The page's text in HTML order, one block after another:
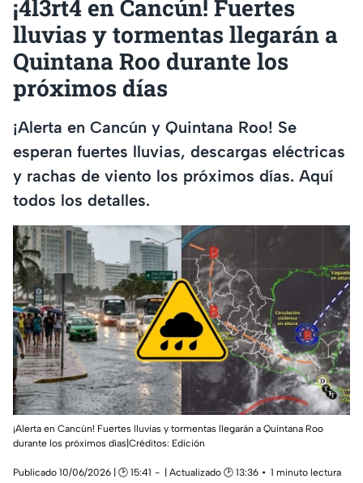
¡4l3rt4 en Cancún! Fuertes
lluvias y tormentas llegarán a
Quintana Roo durante los
próximos días
¡Alerta en Cancún y Quintana Roo! Se
esperan fuertes lluvias, descargas eléctricas
y rachas de viento los próximos días. Aquí
todos los detalles.
¡Alerta en Cancún! Fuertes lluvias y tormentas llegarán a Quintana Roo
durante los próximos días|Créditos: Edición
Publicado 10/06/2026 | 🕑 15:41 | Actualizado 🕑 13:36
1 minuto lectura